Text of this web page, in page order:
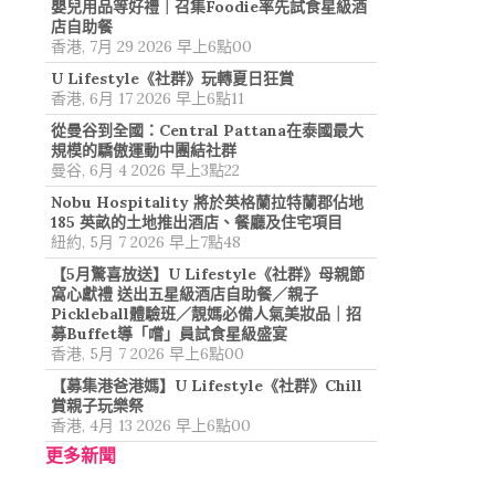
嬰兒用品等好禮｜召集Foodie率先試食星級酒
店自助餐
香港, 7月 29 2026 早上6點00
U Lifestyle《社群》玩轉夏日狂賞
香港, 6月 17 2026 早上6點11
從曼谷到全國：Central Pattana在泰國最大
規模的驕傲運動中團結社群
曼谷, 6月 4 2026 早上3點22
Nobu Hospitality 將於英格蘭拉特蘭郡佔地
185 英畝的土地推出酒店、餐廳及住宅項目
紐約, 5月 7 2026 早上7點48
【5月驚喜放送】U Lifestyle《社群》母親節
窩心獻禮 送出五星級酒店自助餐／親子
Pickleball體驗班／靚媽必備人氣美妝品｜招
募Buffet導「嚐」員試食星級盛宴
香港, 5月 7 2026 早上6點00
【募集港爸港媽】U Lifestyle《社群》Chill
賞親子玩樂祭
香港, 4月 13 2026 早上6點00
更多新聞